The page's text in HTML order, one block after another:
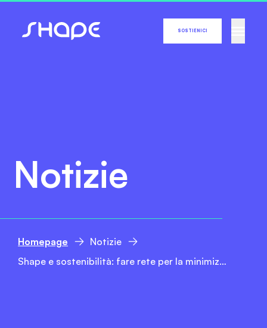
SOSTIENICI
Notizie
Homepage
Notizie
Shape e sostenibilità: fare rete per la minimizzazione dei rifiuti